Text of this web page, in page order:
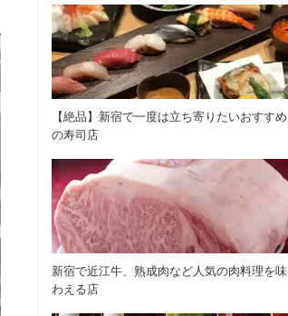
【絶品】新宿で一度は立ち寄りたいおすすめ
の寿司店
新宿で近江牛、熟成肉など人気の肉料理を味
わえる店